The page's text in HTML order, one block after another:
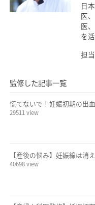
日
医
医
を
担
監修した記事一覧
慌てないで！妊娠初期の出
29511 view
【産後の悩み】妊娠線は消
40698 view